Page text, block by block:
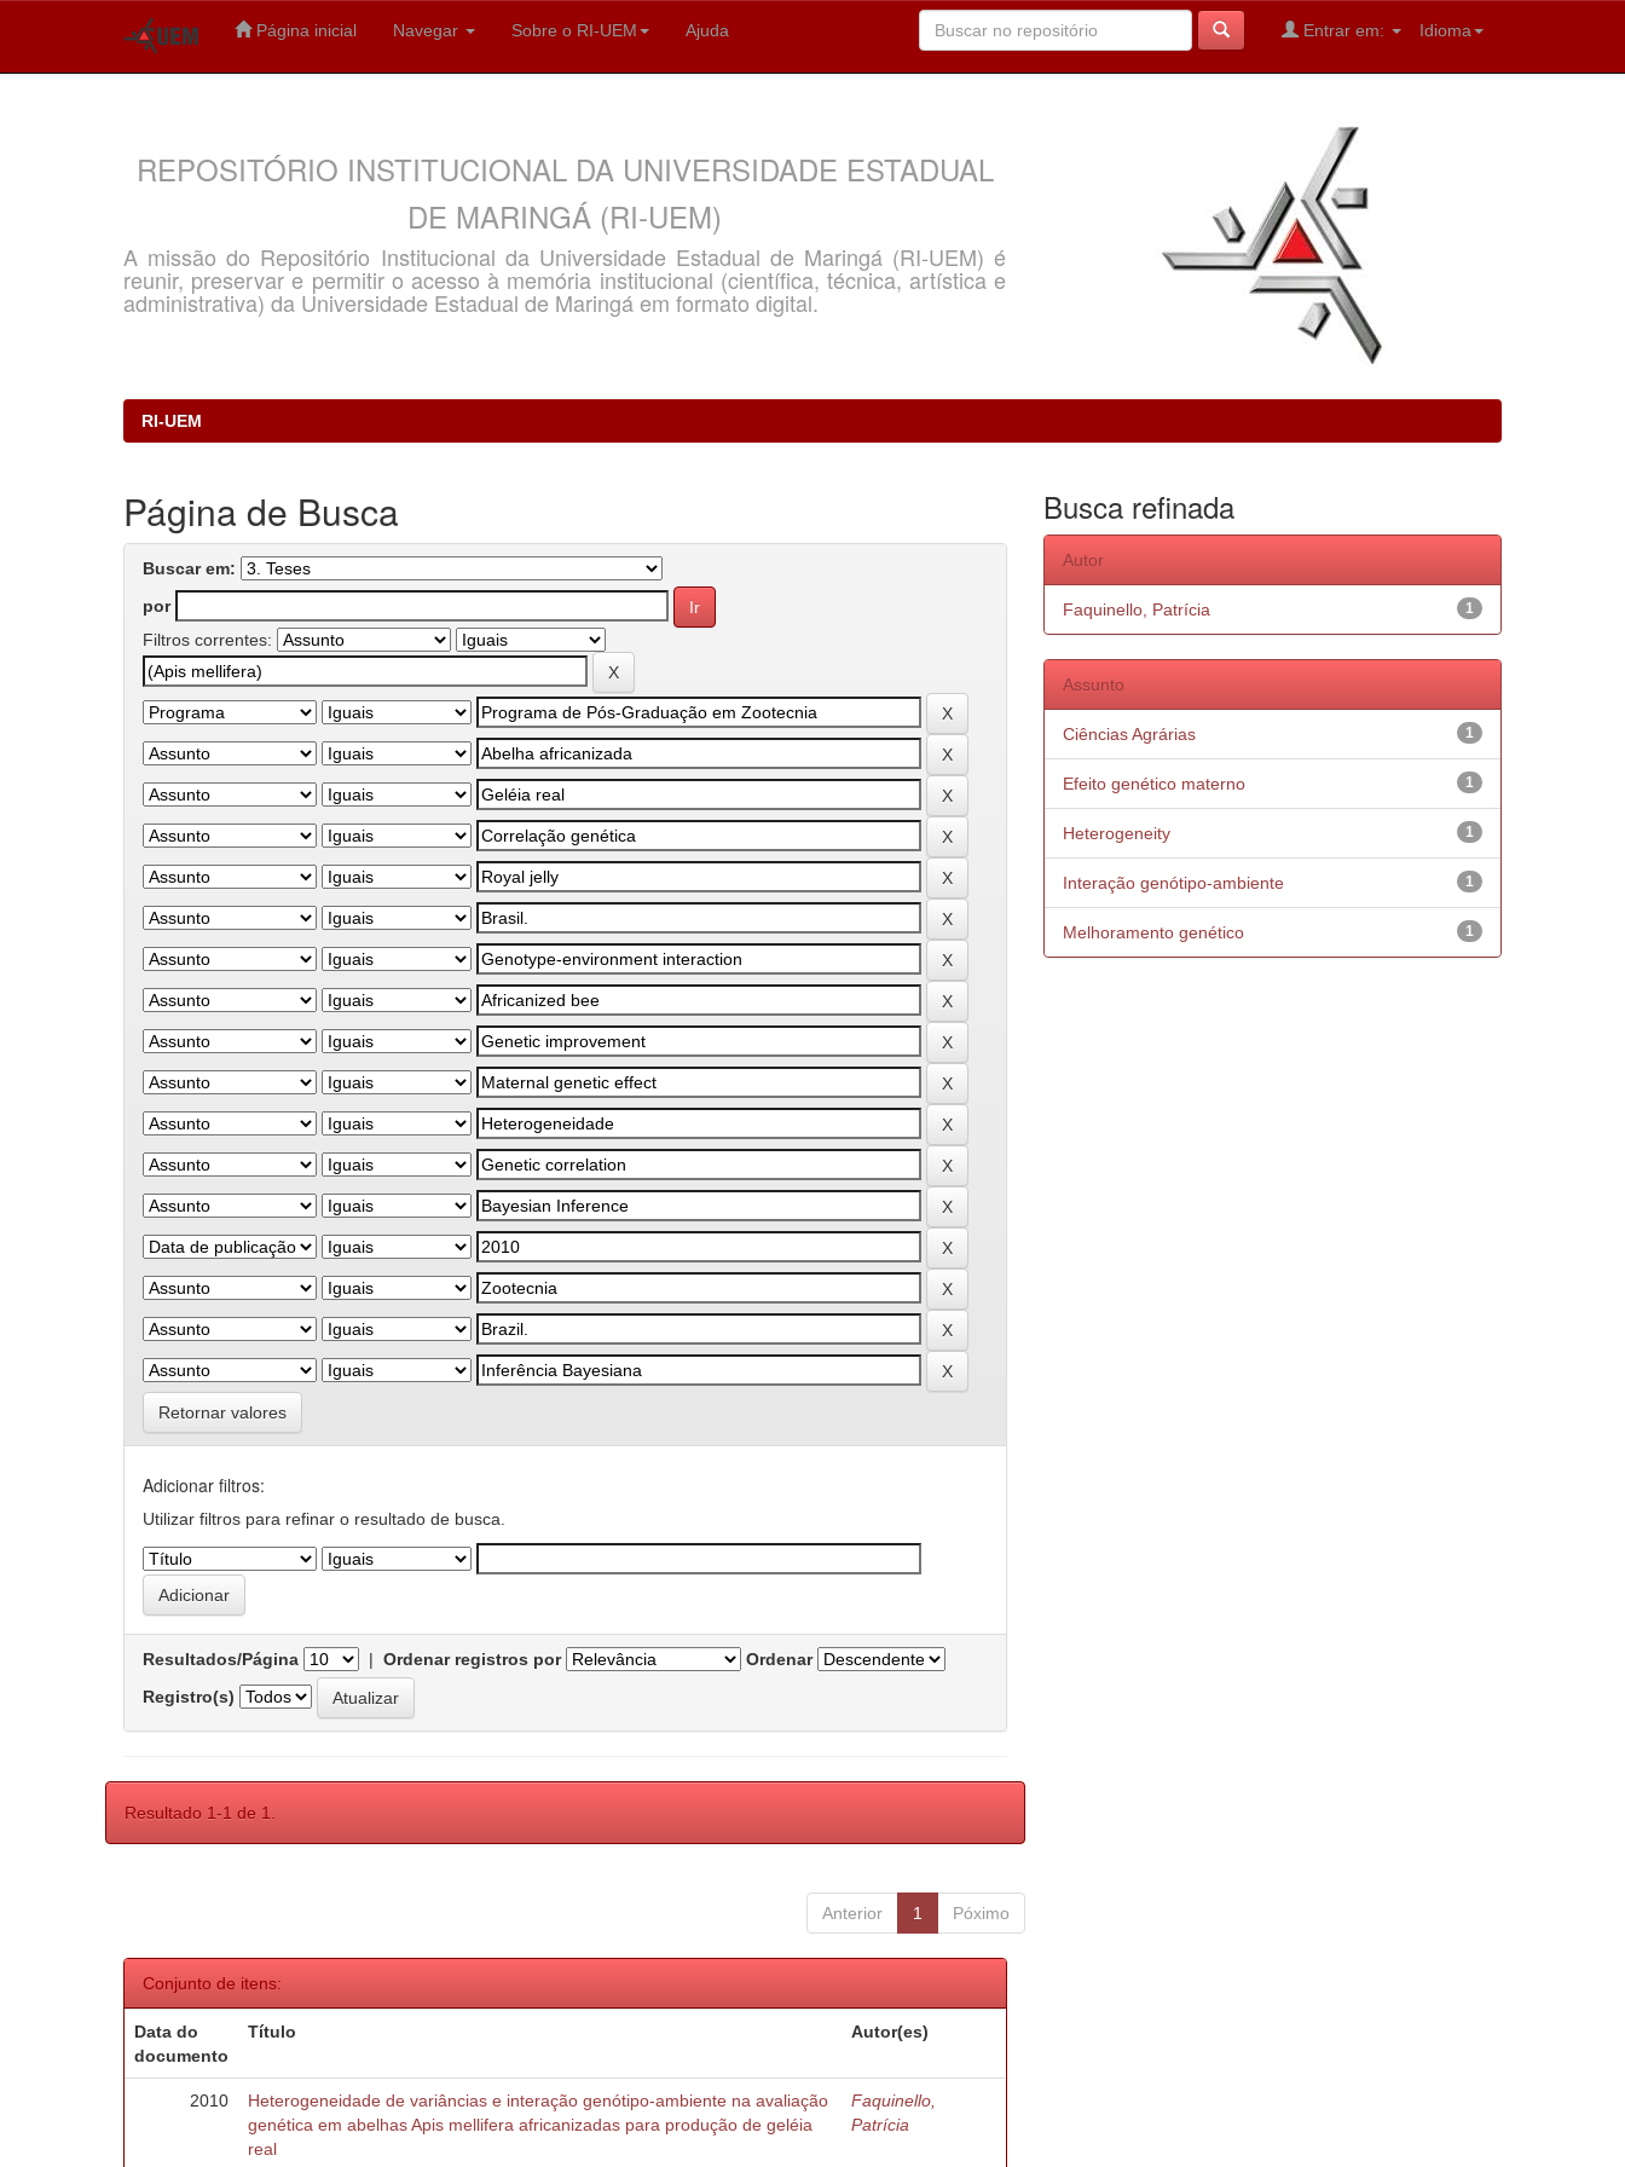
Página inicial Navegar Sobre o RI-UEM Ajuda Idioma
Entrar em:
REPOSITÓRIO INSTITUCIONAL DA UNIVERSIDADE ESTADUAL
DE MARINGÁ (RI-UEM)
A missão do Repositório Institucional da Universidade Estadual de Maringá (RI-UEM) é
reunir, preservar e permitir o acesso à memória institucional (científica, técnica, artística e
administrativa) da Universidade Estadual de Maringá em formato digital.
RI-UEM
Página de Busca
Buscar em:
por
Filtros correntes:
Retornar valores
Adicionar filtros:
Utilizar filtros para refinar o resultado de busca.
Resultados/Página | Ordenar registros por
Ordenar
Registro(s)
Resultado 1-1 de 1.
Anterior 1 Póximo
Conjunto de itens:
Data do
documento
Título Autor(es)
2010
Heterogeneidade de variâncias e interação genótipo-ambiente na avaliação
genética em abelhas Apis mellifera africanizadas para produção de geléia
real
Faquinello,
Patrícia
Busca refinada
Autor
1
Faquinello, Patrícia
Assunto
1
Ciências Agrárias
1
Efeito genético materno
1
Heterogeneity
1
Interação genótipo-ambiente
1
Melhoramento genético